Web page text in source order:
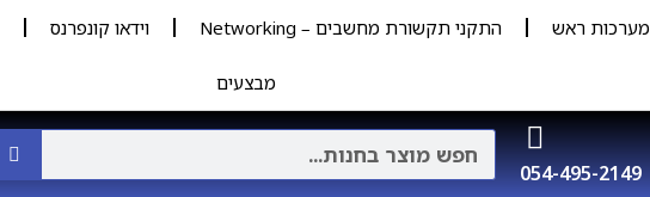
מערכות ראש התקני תקשורת מחשבים – Networking וידאו קונפרנס
מבצעים
054-495-2149